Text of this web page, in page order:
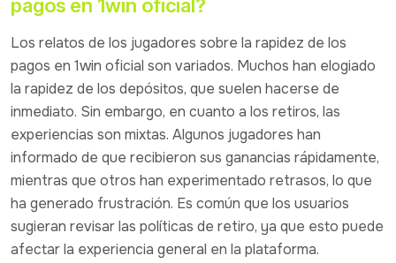
pagos en 1win oficial?
Los relatos de los jugadores sobre la rapidez de los
pagos en 1win oficial son variados. Muchos han elogiado
la rapidez de los depósitos, que suelen hacerse de
inmediato. Sin embargo, en cuanto a los retiros, las
experiencias son mixtas. Algunos jugadores han
informado de que recibieron sus ganancias rápidamente,
mientras que otros han experimentado retrasos, lo que
ha generado frustración. Es común que los usuarios
sugieran revisar las políticas de retiro, ya que esto puede
afectar la experiencia general en la plataforma.